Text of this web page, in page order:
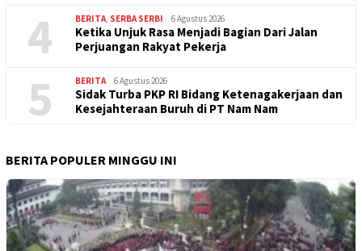
4 BERITA, SERBA SERBI 6 Agustus 2026
Ketika Unjuk Rasa Menjadi Bagian Dari Jalan
Perjuangan Rakyat Pekerja
5 BERITA 6 Agustus 2026
Sidak Turba PKP RI Bidang Ketenagakerjaan dan
Kesejahteraan Buruh di PT Nam Nam
BERITA POPULER MINGGU INI